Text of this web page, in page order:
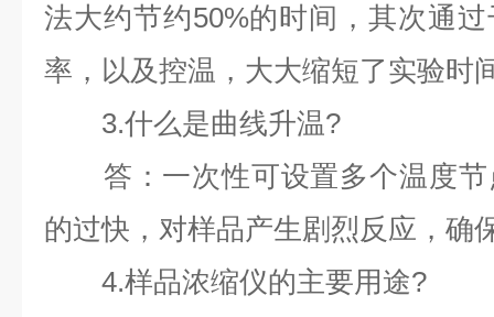
法大约节约50%的时间，其次通
率，以及控温，大大缩短了实验时
3.什么是曲线升温?
答：一次性可设置多个温度节
的过快，对样品产生剧烈反应，确
4.样品浓缩仪的主要用途?